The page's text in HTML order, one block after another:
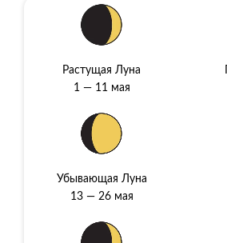
Растущая Луна
1 — 11 мая
Убывающая Луна
13 — 26 мая